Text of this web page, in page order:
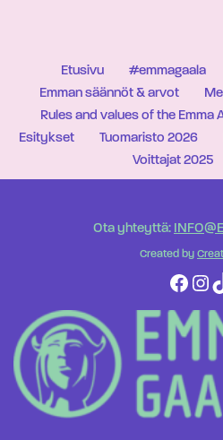
Etusivu #emmagaala
Emman säännöt & arvot
Rules and values of the Emma
Esitykset
Tuomaristo 2026
Voittajat 2025
Ota yhteyttä:
Created by